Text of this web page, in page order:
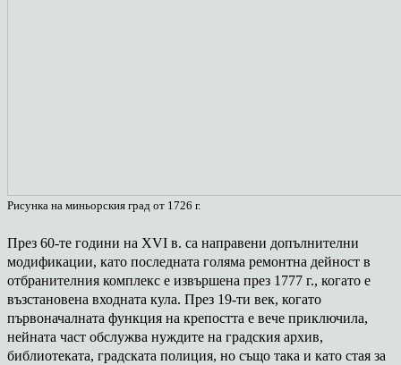
Рисунка на миньорския град от 1726 г.
През 60-те години на XVI в. са направени допълнителни
модификации, като последната голяма ремонтна дейност в
отбранителния комплекс е извършена през 1777 г., когато е
възстановена входната кула. През 19-ти век, когато
първоначалната функция на крепостта е вече приключила,
нейната част обслужва нуждите на градския архив,
библиотеката, градската полиция, но също така и като стая за